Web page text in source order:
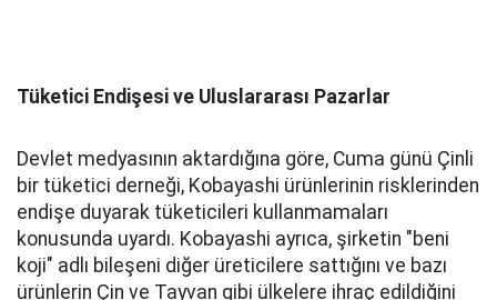
Tüketici Endişesi ve Uluslararası Pazarlar
Devlet medyasının aktardığına göre, Cuma günü Çinli
bir tüketici derneği, Kobayashi ürünlerinin risklerinden
endişe duyarak tüketicileri kullanmamaları
konusunda uyardı. Kobayashi ayrıca, şirketin "beni
koji" adlı bileşeni diğer üreticilere sattığını ve bazı
ürünlerin Çin ve Tayvan gibi ülkelere ihraç edildiğini